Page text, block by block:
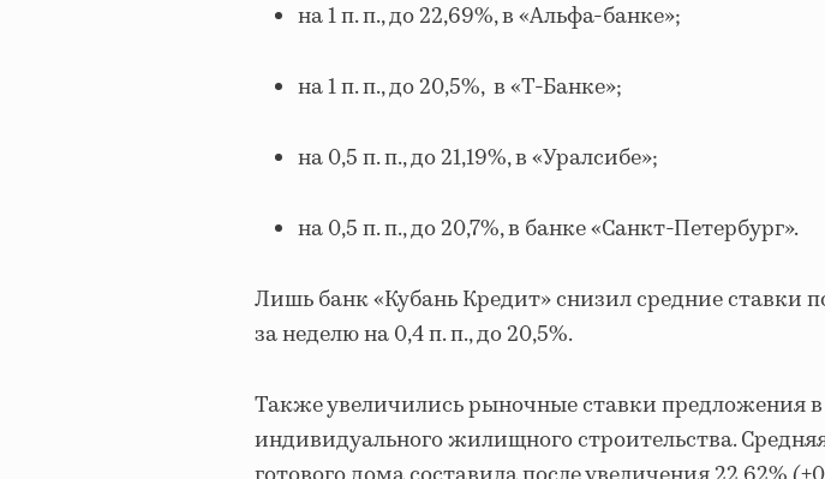
на 1 п. п., до 22,69%, в «Альфа-банке»;
на 1 п. п., до 20,5%, в «Т-Банке»;
на 0,5 п. п., до 21,19%, в «Уралсибе»;
на 0,5 п. п., до 20,7%, в банке «Санкт-Петербург».
Лишь банк «Кубань Кредит» снизил средние ставки
за неделю на 0,4 п. п., до 20,5%.
Также увеличились рыночные ставки предложения в
индивидуального жилищного строительства.